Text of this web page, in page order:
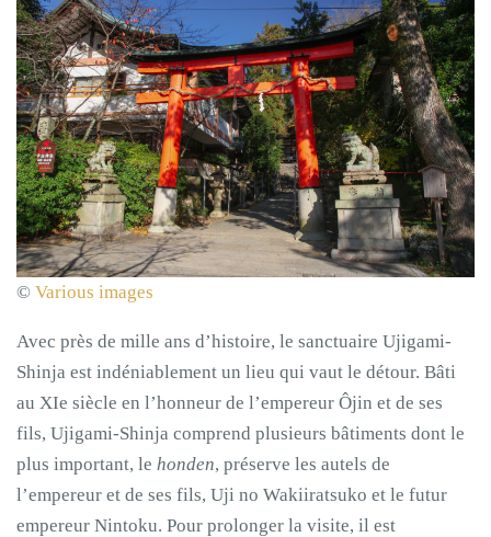
© Various images
Avec près de mille ans d’histoire, le sanctuaire Ujigami-
Shinja est indéniablement un lieu qui vaut le détour. Bâti
au XIe siècle en l’honneur de l’empereur Ôjin et de ses
fils, Ujigami-Shinja comprend plusieurs bâtiments dont le
plus important, le honden, préserve les autels de
l’empereur et de ses fils, Uji no Wakiiratsuko et le futur
empereur Nintoku. Pour prolonger la visite, il est